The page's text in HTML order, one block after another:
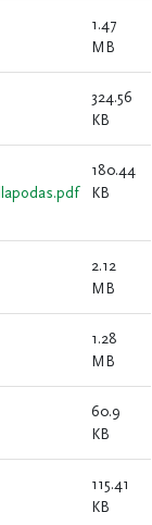
1.47
MB
324.56
KB
180.44
KB
2.12
MB
1.28
MB
60.9
KB
115.41
KB